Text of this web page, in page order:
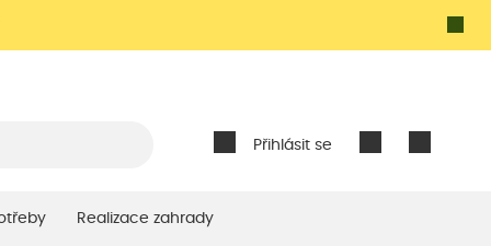
Přihlásit se
Realizace zahrady